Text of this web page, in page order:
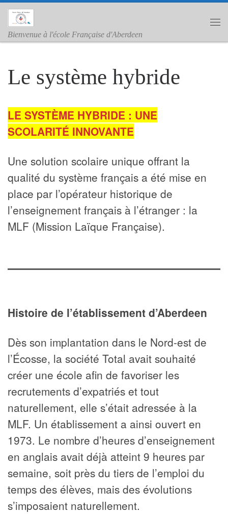
Skip to content
Bienvenue à l'école Française d'Aberdeen
Le système hybride
LE SYSTÈME HYBRIDE : UNE
SCOLARITÉ INNOVANTE
Une solution scolaire unique offrant la
qualité du système français a été mise en
place par l’opérateur historique de
l’enseignement français à l’étranger : la
MLF (Mission Laïque Française).
Histoire de l’établissement d’Aberdeen
Dès son implantation dans le Nord-est de
l’Écosse, la société Total avait souhaité
créer une école afin de favoriser les
recrutements d’expatriés et tout
naturellement, elle s’était adressée à la
MLF. Un établissement a ainsi ouvert en
1973. Le nombre d’heures d’enseignement
en anglais avait déjà atteint 9 heures par
semaine, soit près du tiers de l’emploi du
temps des élèves, mais des évolutions
s’imposaient naturellement.